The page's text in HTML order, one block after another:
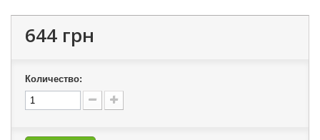
644 грн
Количество: